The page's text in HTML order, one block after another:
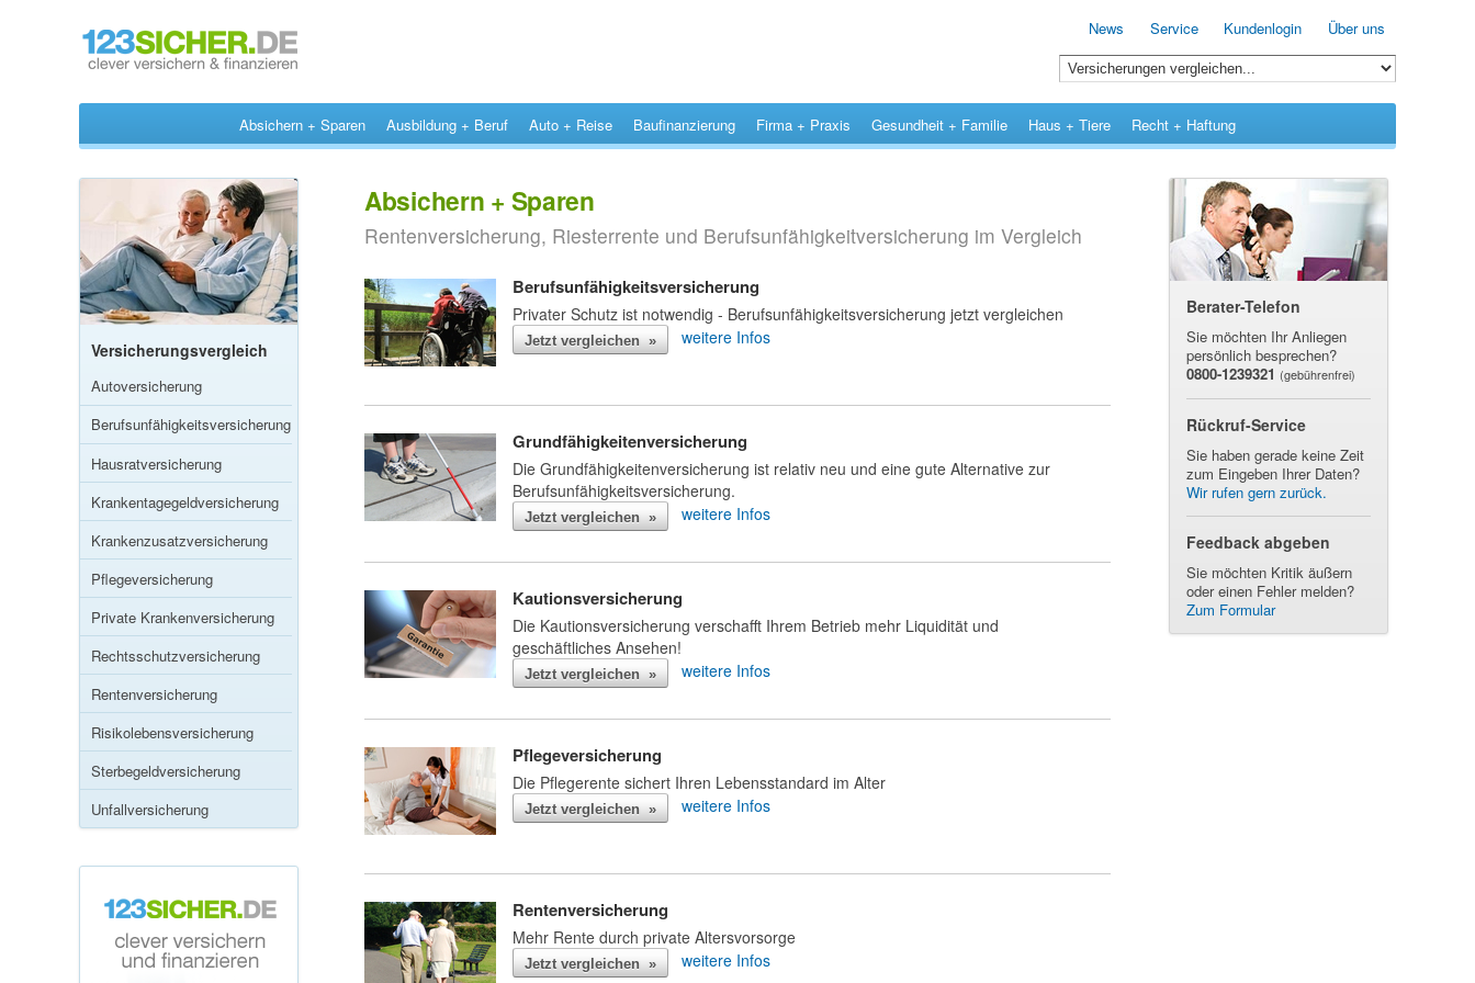
Absichern + Sparen
Rentenversicherung, Riesterrente und Berufsunfähigkeitversicherung im Vergleich
Berufsunfähigkeitsversicherung
Privater Schutz ist notwendig - Berufsunfähigkeitsversicherung jetzt vergleichen
Jetzt vergleichen » weitere Infos
Grundfähigkeitenversicherung
Die Grundfähigkeitenversicherung ist relativ neu und eine gute Alternative zur
Berufsunfähigkeitsversicherung.
Jetzt vergleichen » weitere Infos
Kautionsversicherung
Die Kautionsversicherung verschafft Ihrem Betrieb mehr Liquidität und
geschäftliches Ansehen!
Jetzt vergleichen » weitere Infos
Pflegeversicherung
Die Pflegerente sichert Ihren Lebensstandard im Alter
Jetzt vergleichen » weitere Infos
Rentenversicherung
Mehr Rente durch private Altersvorsorge
Jetzt vergleichen » weitere Infos
Berater-Telefon
Sie möchten Ihr Anliegen
persönlich besprechen?
0800-1239321 (gebührenfrei)
Rückruf-Service
Sie haben gerade keine Zeit
zum Eingeben Ihrer Daten?
Wir rufen gern zurück.
Feedback abgeben
Sie möchten Kritik äußern
oder einen Fehler melden?
Zum Formular
Versicherungsvergleich
Autoversicherung
Berufsunfähigkeitsversicherung
Hausratversicherung
Krankentagegeldversicherung
Krankenzusatzversicherung
Pflegeversicherung
Private Krankenversicherung
Rechtsschutzversicherung
Rentenversicherung
Risikolebensversicherung
Sterbegeldversicherung
Unfallversicherung
News Service Kundenlogin Über uns
Absichern + Sparen Ausbildung + Beruf Auto + Reise Baufinanzierung Firma + Praxis Gesundheit + Familie Haus + Tiere Recht + Haftung